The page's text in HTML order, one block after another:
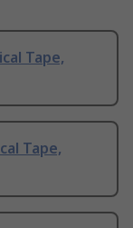
Tape,
Tape,